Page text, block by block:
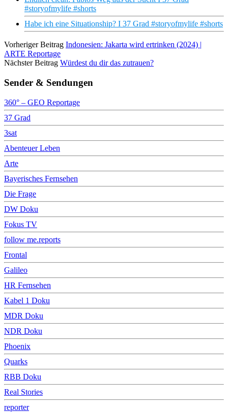
#storyofmylife #shorts
Habe ich eine Situationship? I 37 Grad #storyofmylife #shorts
Vorheriger Beitrag Indonesien: Jakarta wird ertrinken (2024) |
ARTE Reportage
Nächster Beitrag Würdest du dir das zutrauen?
Sender & Sendungen
360° – GEO Reportage
37 Grad
3sat
Abenteuer Leben
Arte
Bayerisches Fernsehen
Die Frage
DW Doku
Fokus TV
follow me.reports
Frontal
Galileo
HR Fernsehen
Kabel 1 Doku
MDR Doku
NDR Doku
Phoenix
Quarks
RBB Doku
Real Stories
reporter